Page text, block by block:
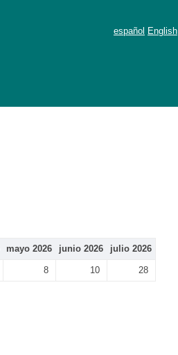
español English
mayo 2026 junio 2026 julio 2026
8 10 28